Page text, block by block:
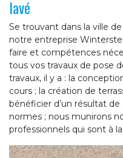
lavé
Se trouvant dans la ville
notre entreprise
faire et compétences
tous vos travaux de pose
travaux, il y a : la
cours ; la création de
bénéficier d’un résultat
normes ; nous munirons
professionnels qui sont à